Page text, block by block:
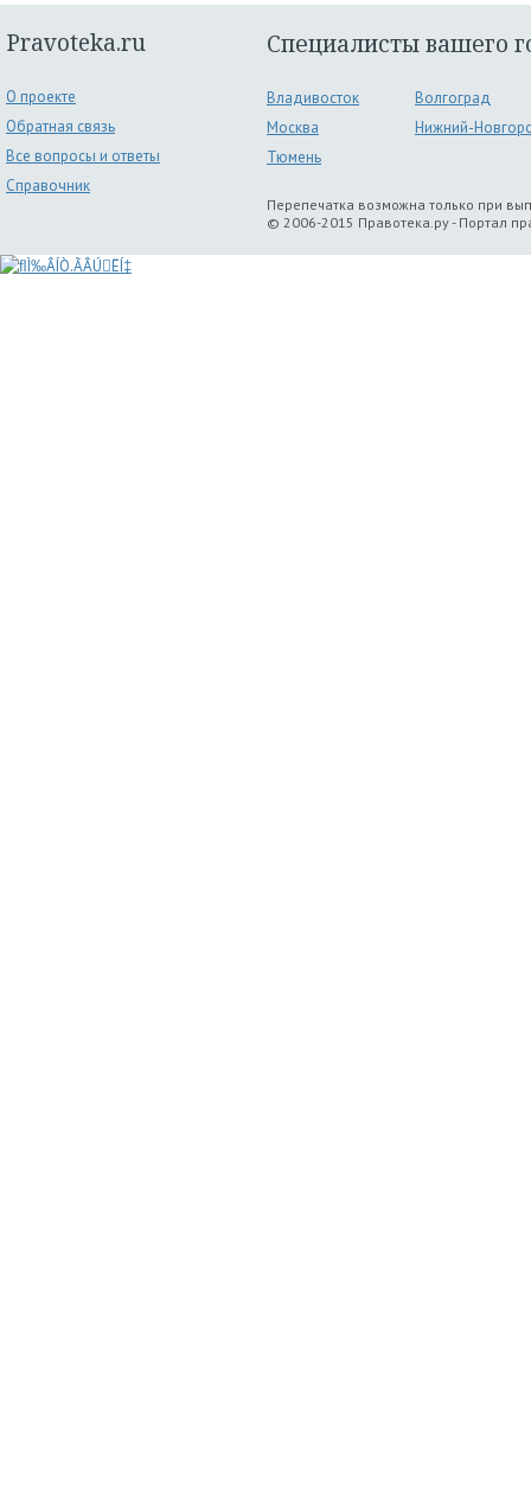
Pravoteka.ru
О проекте
Обратная связь
Все вопросы и ответы
Справочник
Специалисты вашего
Владивосток
Волгоград
Москва
Нижний-
Тюмень
Перепечатка возможна только при
© 2006-2015 Правотека.ру - Портал